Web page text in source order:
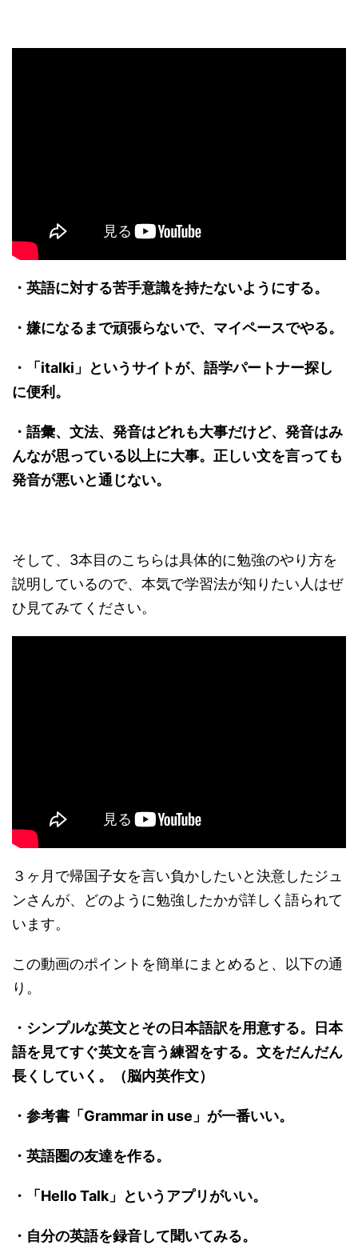
・英語に対する苦手意識を持たないようにする。
・嫌になるまで頑張らないで、マイペースでやる。
・「italki」というサイトが、語学パートナー探し
に便利。
・語彙、文法、発音はどれも大事だけど、発音はみ
んなが思っている以上に大事。正しい文を言っても
発音が悪いと通じない。
そして、3本目のこちらは具体的に勉強のやり方を
説明しているので、本気で学習法が知りたい人はぜ
ひ見てみてください。
３ヶ月で帰国子女を言い負かしたいと決意したジュ
ンさんが、どのように勉強したかが詳しく語られて
います。
この動画のポイントを簡単にまとめると、以下の通
り。
・シンプルな英文とその日本語訳を用意する。日本
語を見てすぐ英文を言う練習をする。文をだんだん
長くしていく。（脳内英作文）
・参考書「Grammar in use」が一番いい。
・英語圏の友達を作る。
・「Hello Talk」というアプリがいい。
・自分の英語を録音して聞いてみる。